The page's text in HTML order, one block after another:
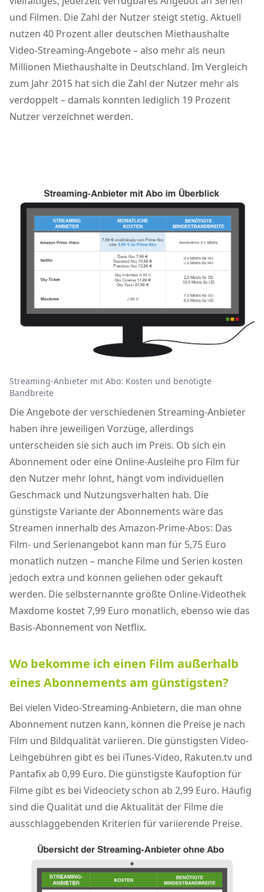
und Filmen. Die Zahl der Nutzer steigt stetig. Aktuell
nutzen 40 Prozent aller deutschen Miethaushalte
Video-Streaming-Angebote – also mehr als neun
Millionen Miethaushalte in Deutschland. Im Vergleich
zum Jahr 2015 hat sich die Zahl der Nutzer mehr als
verdoppelt – damals konnten lediglich 19 Prozent
Nutzer verzeichnet werden.
Streaming-Anbieter mit Abo: Kosten und benötigte
Bandbreite
Die Angebote der verschiedenen Streaming-Anbieter
haben ihre jeweiligen Vorzüge, allerdings
unterscheiden sie sich auch im Preis. Ob sich ein
Abonnement oder eine Online-Ausleihe pro Film für
den Nutzer mehr lohnt, hängt vom individuellen
Geschmack und Nutzungsverhalten hab. Die
günstigste Variante der Abonnements wäre das
Streamen innerhalb des Amazon-Prime-Abos: Das
Film- und Serienangebot kann man für 5,75 Euro
monatlich nutzen – manche Filme und Serien kosten
jedoch extra und können geliehen oder gekauft
werden. Die selbsternannte größte Online-Videothek
Maxdome kostet 7,99 Euro monatlich, ebenso wie das
Basis-Abonnement von Netflix.
Wo bekomme ich einen Film außerhalb
eines Abonnements am günstigsten?
Bei vielen Video-Streaming-Anbietern, die man ohne
Abonnement nutzen kann, können die Preise je nach
Film und Bildqualität variieren. Die günstigsten Video-
Leihgebühren gibt es bei iTunes-Video, Rakuten.tv und
Pantafix ab 0,99 Euro. Die günstigste Kaufoption für
Filme gibt es bei Videociety schon ab 2,99 Euro. Häufig
sind die Qualität und die Aktualität der Filme die
ausschlaggebenden Kriterien für variierende Preise.